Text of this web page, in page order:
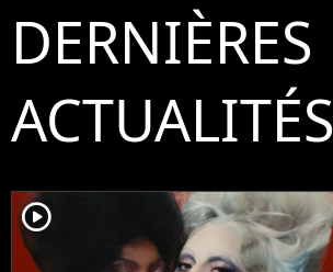
DERNIÈRES
ACTUALITÉS
player2